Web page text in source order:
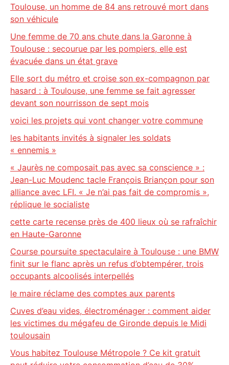
Toulouse, un homme de 84 ans retrouvé mort dans
son véhicule
Une femme de 70 ans chute dans la Garonne à
Toulouse : secourue par les pompiers, elle est
évacuée dans un état grave
Elle sort du métro et croise son ex-compagnon par
hasard : à Toulouse, une femme se fait agresser
devant son nourrisson de sept mois
voici les projets qui vont changer votre commune
les habitants invités à signaler les soldats
« ennemis »
« Jaurès ne composait pas avec sa conscience » :
Jean-Luc Moudenc tacle François Briançon pour son
alliance avec LFI. « Je n’ai pas fait de compromis »,
réplique le socialiste
cette carte recense près de 400 lieux où se rafraîchir
en Haute-Garonne
Course poursuite spectaculaire à Toulouse : une BMW
finit sur le flanc après un refus d’obtempérer, trois
occupants alcoolisés interpellés
le maire réclame des comptes aux parents
Cuves d’eau vides, électroménager : comment aider
les victimes du mégafeu de Gironde depuis le Midi
toulousain
Vous habitez Toulouse Métropole ? Ce kit gratuit